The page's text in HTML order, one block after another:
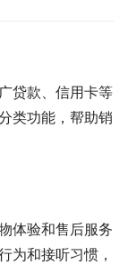
贷款、信用卡等
类功能，帮助销
体验和售后服务
为和接听习惯，